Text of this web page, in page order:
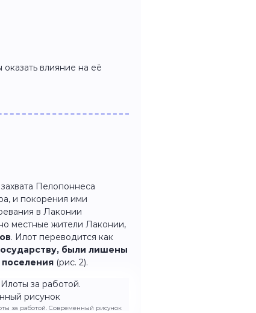
влияние на её
Пелопоннеса
и покорения ими
в Лаконии
местные жители Лаконии,
. Илот переводится как
были лишены
(рис. 2).
за работой. Современный рисунок